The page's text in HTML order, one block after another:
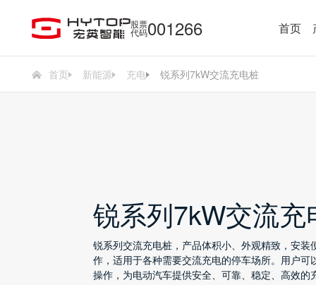
股票
代码001266 首页
首页 新能源 充电 锐系列7kW交流充电桩
锐系列7kW交流充
锐系列交流充电桩，产品体积小、外观精致，安装
作，适用于各种需要交流充电的停车场所。用户可
操作，为电动汽车提供安全、可靠、稳定、高效的